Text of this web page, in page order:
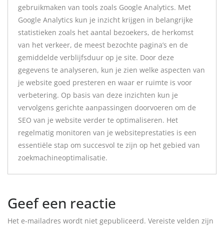
gebruikmaken van tools zoals Google Analytics. Met
Google Analytics kun je inzicht krijgen in belangrijke
statistieken zoals het aantal bezoekers, de herkomst
van het verkeer, de meest bezochte pagina’s en de
gemiddelde verblijfsduur op je site. Door deze
gegevens te analyseren, kun je zien welke aspecten van
je website goed presteren en waar er ruimte is voor
verbetering. Op basis van deze inzichten kun je
vervolgens gerichte aanpassingen doorvoeren om de
SEO van je website verder te optimaliseren. Het
regelmatig monitoren van je websiteprestaties is een
essentiële stap om succesvol te zijn op het gebied van
zoekmachineoptimalisatie.
Geef een reactie
Het e-mailadres wordt niet gepubliceerd. Vereiste velden zijn